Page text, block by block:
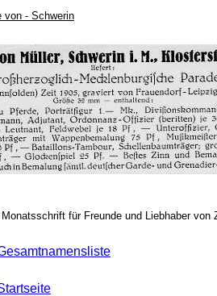
von - Schwerin
für Freunde und Liebhaber